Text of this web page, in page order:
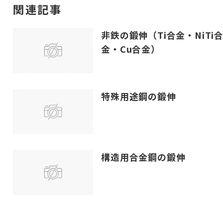
関連記事
非鉄の鍛伸（Ti合金・NiTi合
金・Cu合金）
特殊用途鋼の鍛伸
構造用合金鋼の鍛伸